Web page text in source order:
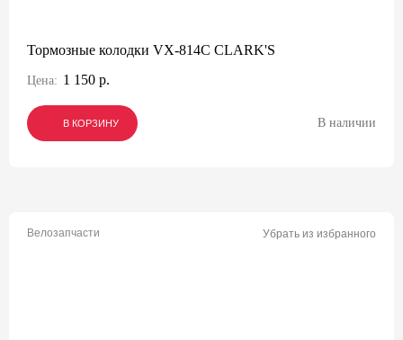
Тормозные колодки VX-814C CLARK'S
Цена: 1 150 р.
В КОРЗИНУ
В КОРЗИНУ
В КОРЗИНУ В наличии
Велозапчасти Убрать из избранного